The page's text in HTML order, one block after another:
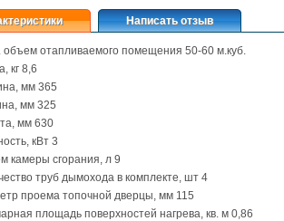
Написать отзыв
объем отапливаемого помещения 50-60 м.куб.
кг 8,6
мм 365
мм 325
мм 630
кВт 3
камеры сгорания, л 9
труб дымохода в комплекте, шт 4
проема топочной дверцы, мм 115
площадь поверхностей нагрева, кв. м 0,86